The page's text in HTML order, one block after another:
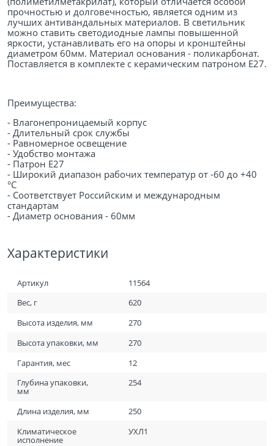
прочностью и долговечностью, является одним из
лучших антивандальных материалов. В светильник
можно ставить светодиодные лампы повышенной
яркости, устанавливать его на опоры и кронштейны
диаметром 60мм. Материал основания - поликарбонат.
Поставляется в комплекте с керамическим патроном Е27.
Преимущества:
- Влагонепроницаемый корпус
- Длительный срок службы
- Равномерное освещение
- Удобство монтажа
- Патрон Е27
- Широкий диапазон рабочих температур от -60 до +40
°С
- Соответствует Российским и международным
стандартам
- Диаметр основания - 60мм
Характеристики
Артикул
11564
Вес, г
620
Высота изделия, мм
270
Высота упаковки, мм
270
Гарантия, мес
12
Глубина упаковки,
мм
254
Длина изделия, мм
250
Климатическое
исполнение
УХЛ1